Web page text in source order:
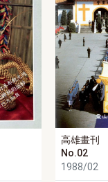
高雄畫刊
No.02
1988/02